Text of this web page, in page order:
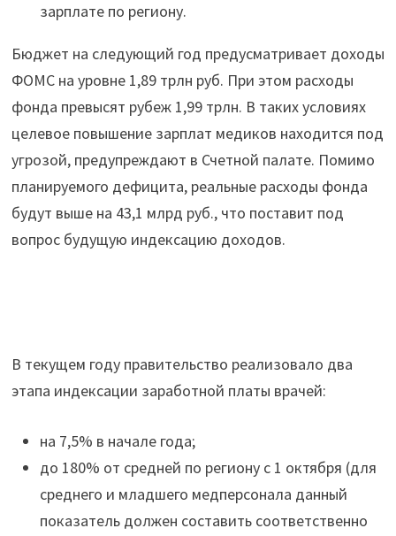
зарплате по региону.
Бюджет на следующий год предусматривает доходы
ФОМС на уровне 1,89 трлн руб. При этом расходы
фонда превысят рубеж 1,99 трлн. В таких условиях
целевое повышение зарплат медиков находится под
угрозой, предупреждают в Счетной палате. Помимо
планируемого дефицита, реальные расходы фонда
будут выше на 43,1 млрд руб., что поставит под
вопрос будущую индексацию доходов.
В текущем году правительство реализовало два
этапа индексации заработной платы врачей:
на 7,5% в начале года;
до 180% от средней по региону с 1 октября (для
среднего и младшего медперсонала данный
показатель должен составить соответственно